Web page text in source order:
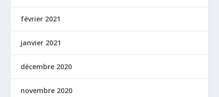
février 2021
janvier 2021
décembre 2020
novembre 2020